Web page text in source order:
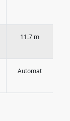
11.7 m
Automat